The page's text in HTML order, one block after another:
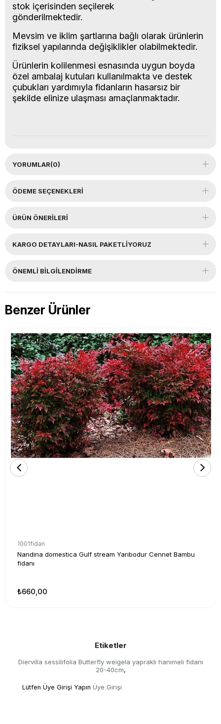
stok içerisinden seçilerek
gönderilmektedir.
Mevsim ve iklim şartlarına bağlı olarak ürünlerin
fiziksel yapılarında değişiklikler olabilmektedir.
Ürünlerin kolilenmesi esnasında uygun boyda
özel ambalaj kutuları kullanılmakta ve destek
çubukları yardımıyla fidanların hasarsız bir
şekilde elinize ulaşması amaçlanmaktadır.
YORUMLAR(0)
ÖDEME SEÇENEKLERI
ÜRÜN ÖNERILERI
KARGO DETAYLARI-NASIL PAKETLİYORUZ
ÖNEMLI BILGILENDIRME
Benzer Ürünler
1001fidan
Nandina domestica Gulf stream Yarıbodur Cennet Bambu
fidanı
₺660,00
Etiketler
Diervilla sessilifolia Butterfly weigela yapraklı hanımeli fidanı
20-40cm,
Lütfen Üye Girişi Yapın Üye Girişi